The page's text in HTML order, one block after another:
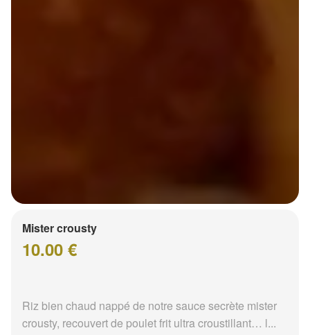
Mister crousty
10.00 €
Riz bien chaud nappé de notre sauce secrète mister
crousty, recouvert de poulet frit ultra croustillant… l...